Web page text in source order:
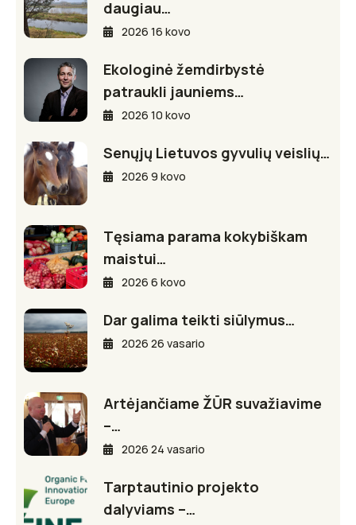
daugiau…
2026 16 kovo
Ekologinė žemdirbystė
patraukli jauniems…
2026 10 kovo
Senųjų Lietuvos gyvulių veislių…
2026 9 kovo
Tęsiama parama kokybiškam
maistui…
2026 6 kovo
Dar galima teikti siūlymus…
2026 26 vasario
Artėjančiame ŽŪR suvažiavime
–…
2026 24 vasario
Tarptautinio projekto
dalyviams –…